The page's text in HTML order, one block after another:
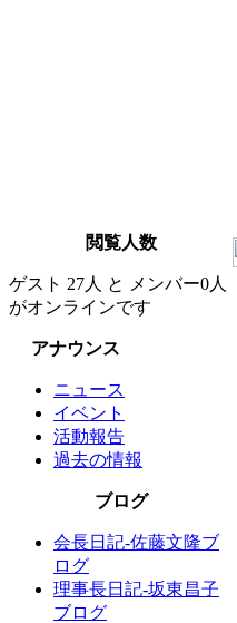
閲覧人数
ゲスト 27人 と メンバー0人
がオンラインです
アナウンス
ニュース
イベント
活動報告
過去の情報
ブログ
会長日記-佐藤文隆ブ
ログ
理事長日記-坂東昌子
ブログ